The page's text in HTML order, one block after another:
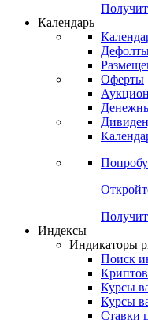
Календарь
Оферты
Индексы
Индикаторы
Поиск
Курсы
Курсы
Ставки